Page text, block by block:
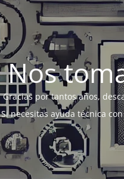
Nos
Gracias por tantos años,
Si necesitas ayuda técnica